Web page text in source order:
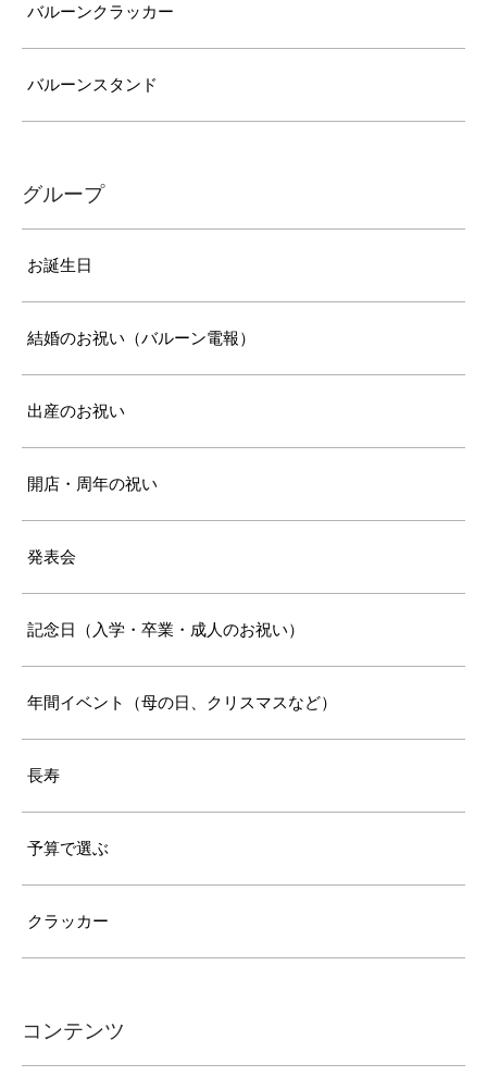
バルーンクラッカー
バルーンスタンド
グループ
お誕生日
結婚のお祝い（バルーン電報）
出産のお祝い
開店・周年の祝い
発表会
記念日（入学・卒業・成人のお祝い）
年間イベント（母の日、クリスマスなど）
長寿
予算で選ぶ
クラッカー
コンテンツ